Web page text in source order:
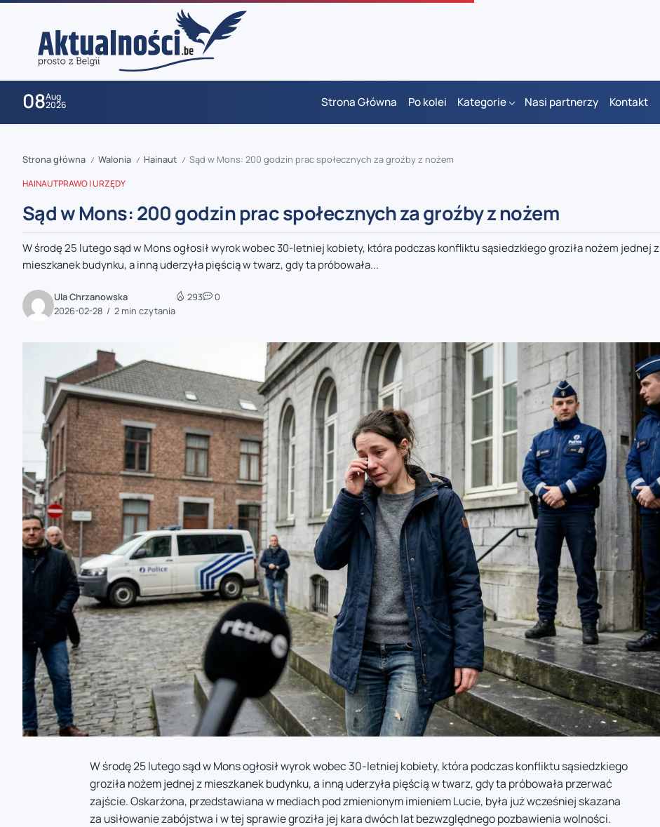
08Aug
2026 Strona Główna Po kolei Kategorie Nasi partnerzy Kontakt
zaobserwuj nas
zaobserwuj nas
zaobserwuj nas
zaobserwuj nas
zaobserwuj nas
Strona główna / Walonia / Hainaut / Sąd w Mons: 200 godzin prac społecznych za groźby z nożem
HAINAUTPRAWO I URZĘDY
Sąd w Mons: 200 godzin prac społecznych za groźby z nożem
W środę 25 lutego sąd w Mons ogłosił wyrok wobec 30-letniej kobiety, która podczas konfliktu sąsiedzkiego groziła nożem jednej z
mieszkanek budynku, a inną uderzyła pięścią w twarz, gdy ta próbowała...
Ula Chrzanowska
2026-02-28
2 min czytania
293 0
W środę 25 lutego sąd w Mons ogłosił wyrok wobec 30-letniej kobiety, która podczas konfliktu sąsiedzkiego
groziła nożem jednej z mieszkanek budynku, a inną uderzyła pięścią w twarz, gdy ta próbowała przerwać
zajście. Oskarżona, przedstawiana w mediach pod zmienionym imieniem Lucie, była już wcześniej skazana
za usiłowanie zabójstwa i w tej sprawie groziła jej kara dwóch lat bezwzględnego pozbawienia wolności.